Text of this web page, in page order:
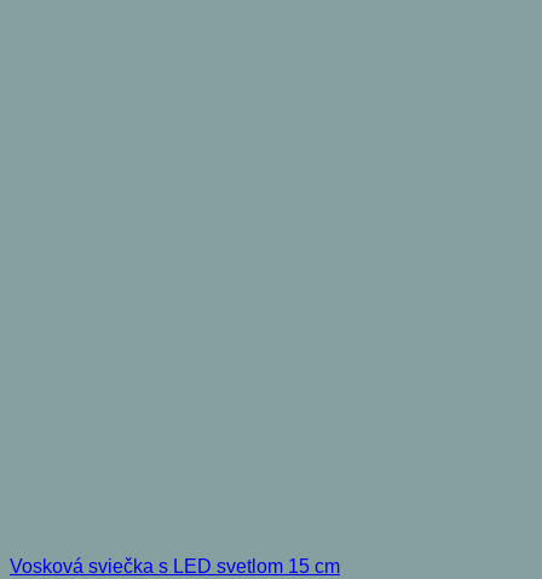
Vosková sviečka s LED svetlom 15 cm